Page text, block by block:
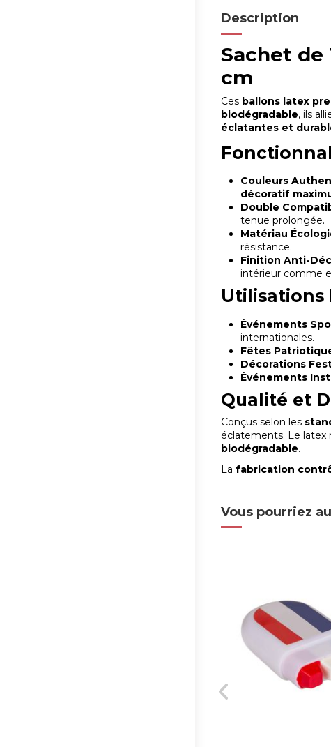
Description
Sachet de
cm
Ces ballons latex
biodégradable, ils
éclatantes et
Couleurs
décoratif
Double
tenue prolongée.
Matériau
résistance.
Finition Anti-
intérieur comme
Utilisations
Événements
internationales.
Fêtes
Décorations
Événements
Qualité et
Conçus selon les
éclatements. Le
biodégradable.
Lafabrication
Vous pourriez